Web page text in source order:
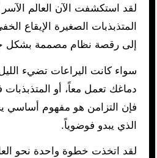
لقد استكشفت الآن العالم
المتذبذبات الصغيرة الإيقاع
إلى رقصة نظام مصممة بشكل
سواء كانت اليراعات تضيء
دماغك تعمل معاً، أو المتذبذبات
فإن التزامن هو مفهوم أساسي
الذي يبدو فوضوياً.
لقد اتخذت خطوة واحدة نحو